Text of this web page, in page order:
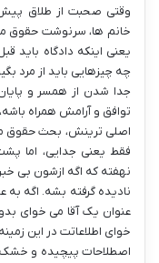
وقتی صحبت از طلاق
خانم ها، سرنوشت حقوق
یعنی اینکه دادگاه باید
چه چیزهایی باید از مرد
جدا شدن از همسر و
توافق و آرامش همراه
اصلی ترینش، بحث حقوق
فقط یعنی جدایی، اما
نهفته که اگه ازشون بی
نادیده گرفته بشه. اگه به
عنوان یک آقا می خوای
خوای اطلاعاتت در این
اصطلاحات پیچیده و خشک